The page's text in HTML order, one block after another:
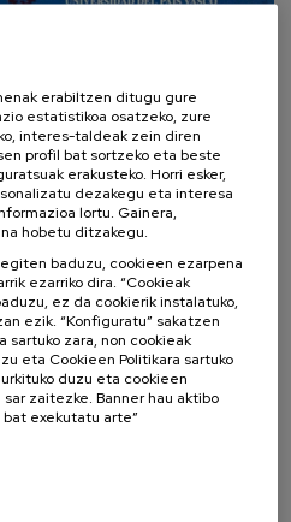
erabiltzen ditugu gure
estatistikoa osatzeko, zure
interes-taldeak zein diren
profil bat sortzeko eta beste
erakusteko. Horri esker,
dezakegu eta interesa
lortu. Gainera,
hobetu ditzakegu.
baduzu, cookieen ezarpena
ezarriko dira. “Cookieak
ez da cookierik instalatuko,
ezik. “Konfiguratu” sakatzen
sartuko zara, non cookieak
eta Cookieen Politikara sartuko
duzu eta cookieen
zaitezke. Banner hau aktibo
exekutatu arte”